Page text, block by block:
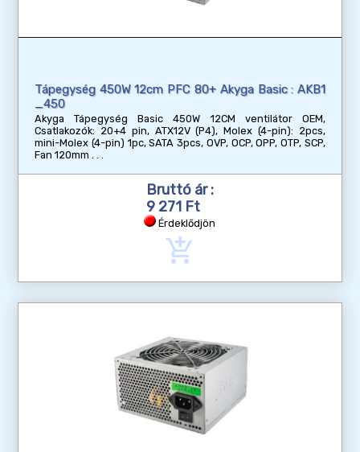
Tápegység 450W 12cm PFC 80+ Akyga Basic : AKB1
_450
Akyga Tápegység Basic 450W 12CM ventilátor OEM,
Csatlakozók: 20+4 pin, ATX12V (P4), Molex (4-pin): 2pcs,
mini-Molex (4-pin) 1pc, SATA 3pcs, OVP, OCP, OPP, OTP, SCP,
Fan 120mm
Bruttó ár :
9 271 Ft
Érdeklődjön
add_shopping_cart